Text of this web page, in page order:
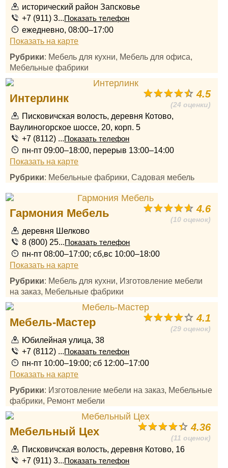
исторический район Запсковье
+7 (911) 3...Показать телефон
ежедневно, 08:00–17:00
Показать на карте
Рубрики: Мебель для кухни, Мебель для офиса,
Мебельные фабрики
4.5
(24 оценки)
Интерлинк
Писковичская волость, деревня Котово,
Ваулиногорское шоссе, 20, корп. 5
+7 (8112) ...Показать телефон
пн-пт 09:00–18:00, перерыв 13:00–14:00
Показать на карте
Рубрики: Мебельные фабрики, Садовая мебель
4.6
(10 оценок)
Гармония Мебель
деревня Шелково
8 (800) 25...Показать телефон
пн-пт 08:00–17:00; сб,вс 10:00–18:00
Показать на карте
Рубрики: Мебель для кухни, Изготовление мебели
на заказ, Мебельные фабрики
4.1
(29 оценок)
Мебель-Мастер
Юбилейная улица, 38
+7 (8112) ...Показать телефон
пн-пт 10:00–19:00; сб 12:00–17:00
Показать на карте
Рубрики: Изготовление мебели на заказ, Мебельные
фабрики, Ремонт мебели
4.36
(11 оценок)
Мебельный Цех
Писковичская волость, деревня Котово, 16
+7 (911) 3...Показать телефон